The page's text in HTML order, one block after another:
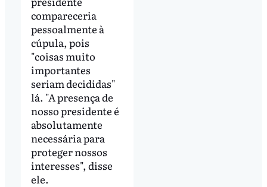
compareceria
pessoalmente à
cúpula, pois
"coisas muito
importantes
seriam decididas"
lá. "A presença de
nosso presidente é
absolutamente
necessária para
proteger nossos
interesses", disse
ele.